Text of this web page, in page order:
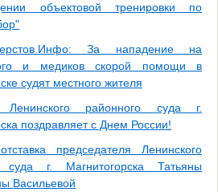
объектовой тренировки по
За нападение на
и медиков скорой помощи в
судят местного жителя
Ленинского районного суда г.
поздравляет с Днем России!
председателя Ленинского
суда г. Магнитогорска Татьяны
Васильевой